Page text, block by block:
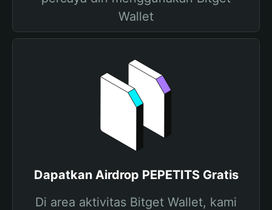
Wallet
Dapatkan Airdrop PEPETITS Gratis
Di area aktivitas Bitget Wallet, kami